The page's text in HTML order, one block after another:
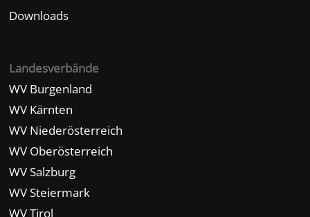
Downloads
Landesverbände
WV Burgenland
WV Kärnten
WV Niederösterreich
WV Oberösterreich
WV Salzburg
WV Steiermark
WV Tirol